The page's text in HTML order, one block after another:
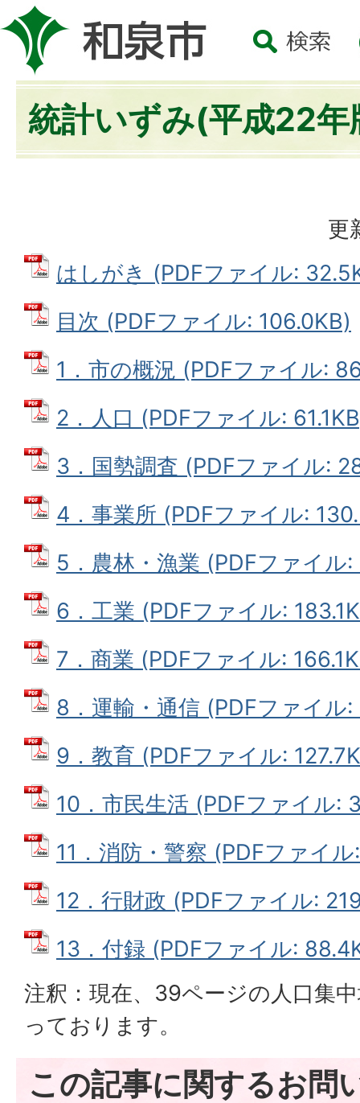
統計いずみ(平成22年
更
はしがき (PDFファイル:
目次 (PDFファイル: 106.0KB)
1．市の概況 (PDFファイル:
2．人口 (PDFファイル:
3．国勢調査 (PDFファイル:
4．事業所 (PDFファイル:
5．農林・漁業 (PDFファイル
6．工業 (PDFファイル:
7．商業 (PDFファイル:
8．運輸・通信 (PDFファイル:
9．教育 (PDFファイル:
10．市民生活 (PDFファイル:
11．消防・警察 (PDFファイ
12．行財政 (PDFファイル:
13．付録 (PDFファイル:
注釈：現在、39ページの人口集
っております。
この記事に関するお問